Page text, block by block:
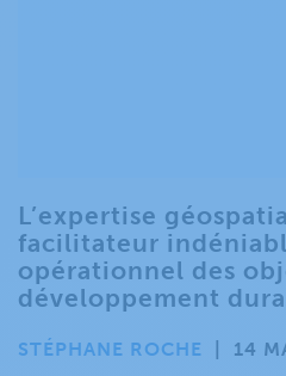
L’expertise
facilitateur
opérationnel des
développement
STÉPHANE ROCHE 14